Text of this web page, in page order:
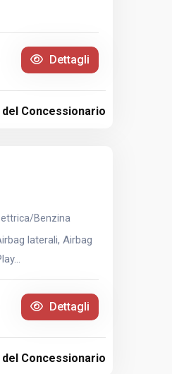
Dettagli
Concessionario
Benzina
laterali, Airbag
Dettagli
Concessionario